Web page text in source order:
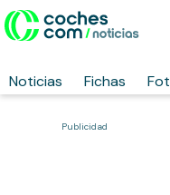
Noticias Fichas
Publicidad